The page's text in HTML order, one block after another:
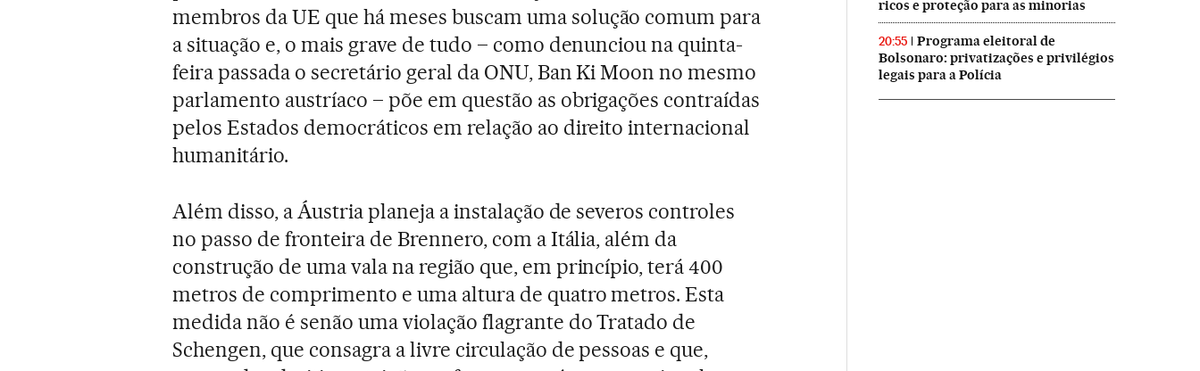
membros da UE que há meses buscam uma solução comum para
a situação e, o mais grave de tudo – como denunciou na quinta-
feira passada o secretário geral da ONU, Ban Ki Moon no mesmo
parlamento austríaco – põe em questão as obrigações contraídas
pelos Estados democráticos em relação ao direito internacional
humanitário.
Além disso, a Áustria planeja a instalação de severos controles
no passo de fronteira de Brennero, com a Itália, além da
construção de uma vala na região que, em princípio, terá 400
metros de comprimento e uma altura de quatro metros. Esta
medida não é senão uma violação flagrante do Tratado de
Schengen, que consagra a livre circulação de pessoas e que,
ricos e proteção para as minorias
20:55
Programa eleitoral de
Bolsonaro: privatizações e privilégios
legais para a Polícia